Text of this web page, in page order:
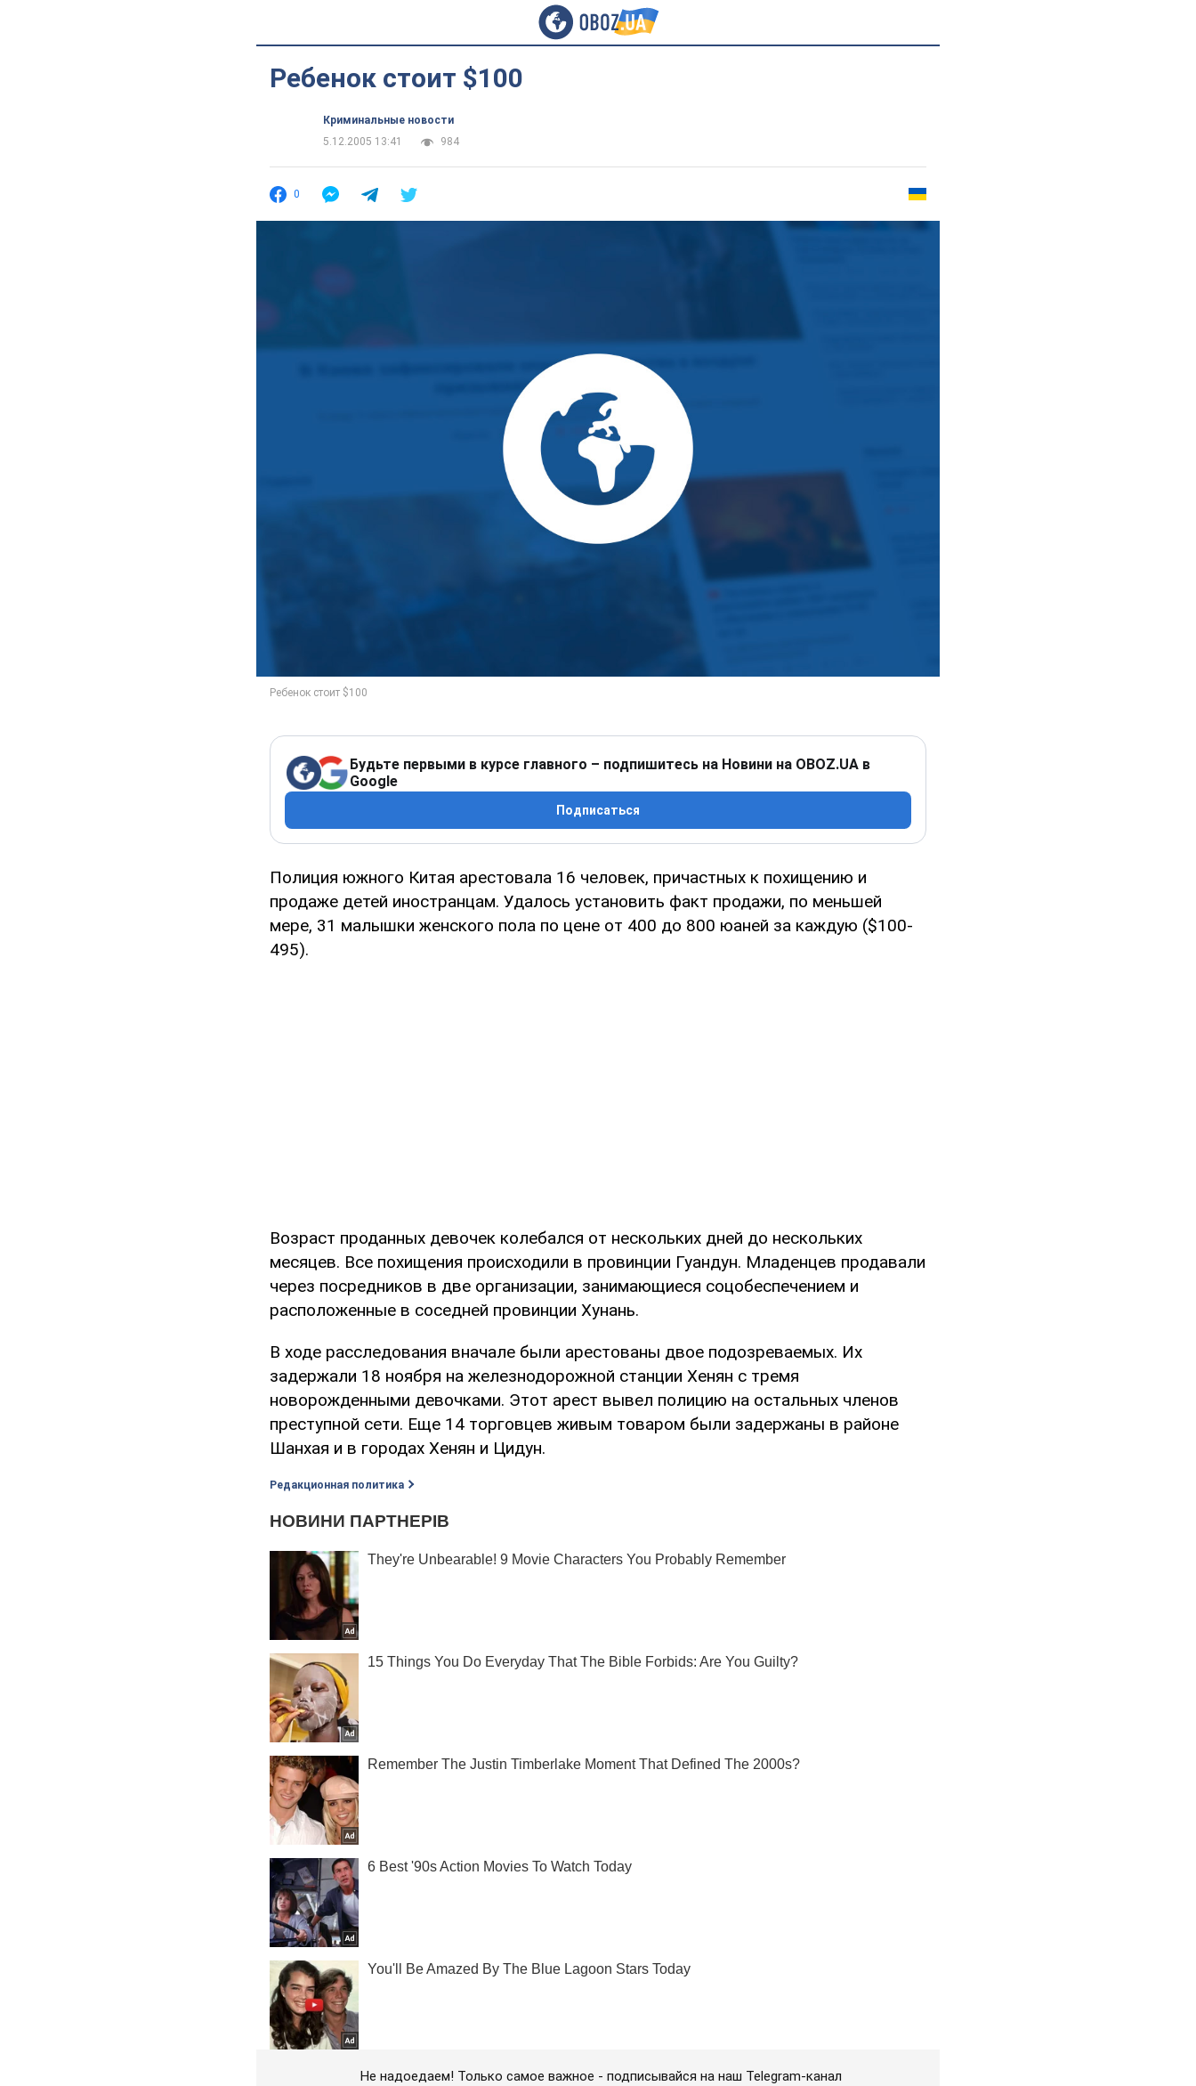
Ребенок стоит $100
Криминальные новости
5.12.2005 13:41
984
0
Будьте первыми в курсе главного – подпишитесь на Новини на OBOZ.UA в
Google
Подписаться
Полиция южного Китая арестовала 16 человек, причастных к похищению и
продаже детей иностранцам. Удалось установить факт продажи, по меньшей
мере, 31 малышки женского пола по цене от 400 до 800 юаней за каждую ($100-
495).
Возраст проданных девочек колебался от нескольких дней до нескольких
месяцев. Все похищения происходили в провинции Гуандун. Младенцев продавали
через посредников в две организации, занимающиеся соцобеспечением и
расположенные в соседней провинции Хунань.
В ходе расследования вначале были арестованы двое подозреваемых. Их
задержали 18 ноября на железнодорожной станции Хенян с тремя
новорожденными девочками. Этот арест вывел полицию на остальных членов
преступной сети. Еще 14 торговцев живым товаром были задержаны в районе
Шанхая и в городах Хенян и Цидун.
Редакционная политика
Не надоедаем! Только самое важное - подписывайся на наш Telegram-канал